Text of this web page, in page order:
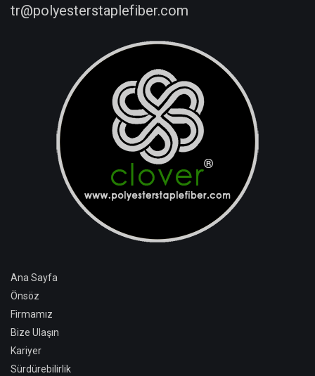
tr@polyesterstaplefiber.com
Ana Sayfa
Önsöz
Firmamız
Bize Ulaşın
Kariyer
Sürdürebilirlik